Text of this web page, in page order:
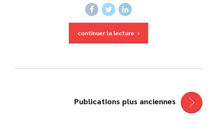
continuer la lecture
Publications plus anciennes